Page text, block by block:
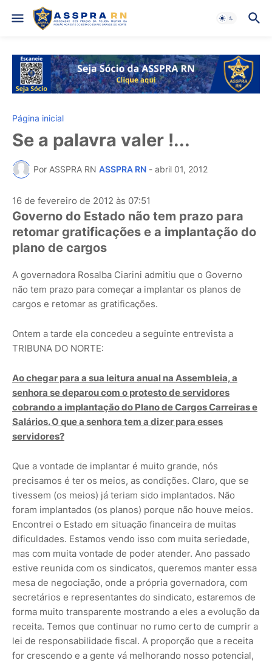
Página inicial
Se a palavra valer !...
Por ASSPRA RN ASSPRA RN - abril 01, 2012
16 de fevereiro de 2012 às 07:51
Governo do Estado não tem prazo para
retomar gratificações e a implantação do
plano de cargos
A governadora Rosalba Ciarini admitiu que o Governo
não tem prazo para começar a implantar os planos de
cargos e retomar as gratificações.
Ontem a tarde ela concedeu a seguinte entrevista a
TRIBUNA DO NORTE:
Ao chegar para a sua leitura anual na Assembleia, a
senhora se deparou com o protesto de servidores
cobrando a implantação do Plano de Cargos Carreiras e
Salários. O que a senhora tem a dizer para esses
servidores?
Que a vontade de implantar é muito grande, nós
precisamos é ter os meios, as condições. Claro, que se
tivessem (os meios) já teriam sido implantados. Não
foram implantados (os planos) porque não houve meios.
Encontrei o Estado em situação financeira de muitas
dificuldades. Estamos vendo isso com muita seriedade,
mas com muita vontade de poder atender. Ano passado
estive reunida com os sindicatos, queremos manter essa
mesa de negociação, onde a própria governadora, com
secretários e representantes do sindicato, estaremos de
forma muito transparente mostrando a eles a evolução da
receita. Temos que continuar no rumo certo de cumprir a
lei de responsabilidade fiscal. A proporção que a receita
for crescendo e a gente vá melhorando nosso potencial,